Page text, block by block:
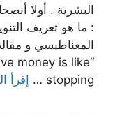
البشرية . أولا
: ما هو تعريف
المغناطيسي و
money is like
stopping …
إقرأ